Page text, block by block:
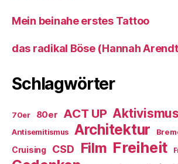
Mein beinahe erstes Tattoo
das radikal Böse (Hannah
Schlagwörter
70er 80er ACT UP Aktivismus
Antisemitismus Architektur
Cruising CSD Film Freiheit